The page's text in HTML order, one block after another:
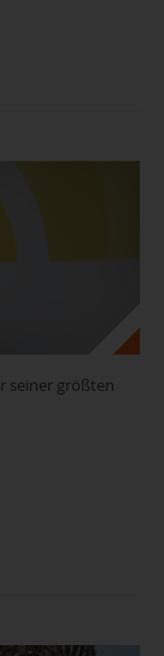
seiner größten